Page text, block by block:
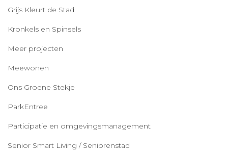
Grijs Kleurt de Stad
Kronkels en Spinsels
Meer projecten
Meewonen
Ons Groene Stekje
ParkEntree
Participatie en omgevingsmanagement
Senior Smart Living / Seniorenstad